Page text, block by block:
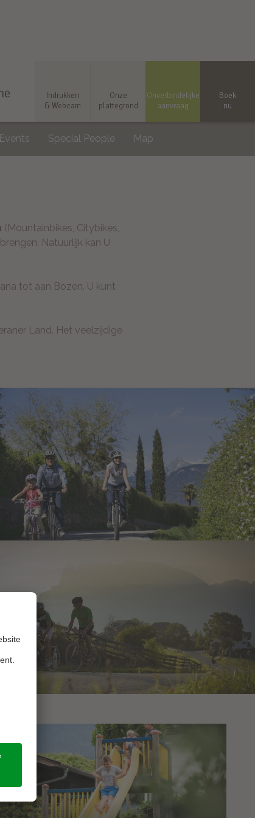
Special People Map
Indrukken
& Webcam
Onze
plattegrond
Onverbindelijke
aanvraag
Boek
nu
(Mountainbikes, Citybikes,
Natuurlijk kan U
tot aan Bozen. U kunt
Land. Het veelzijdige